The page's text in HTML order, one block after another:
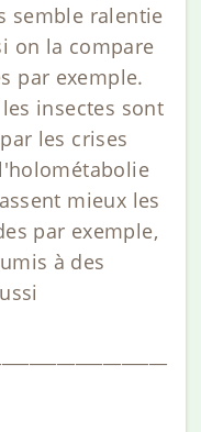
semble ralentie
on la compare
par exemple.
insectes sont
les crises
mieux les
par exemple,
à des